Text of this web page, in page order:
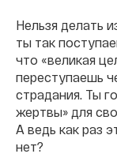
Нельзя делать
ты так
что «великая
переступаешь
страдания. Ты
жертвы» для
А ведь как раз
нет?